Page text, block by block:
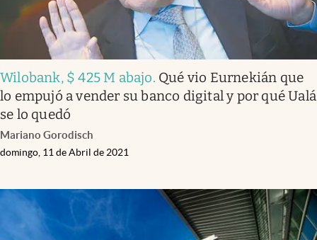
Wilobank, $ 425 M abajo. Qué vio Eurnekián que
lo empujó a vender su banco digital y por qué Ualá
se lo quedó
Mariano Gorodisch
domingo, 11 de Abril de 2021